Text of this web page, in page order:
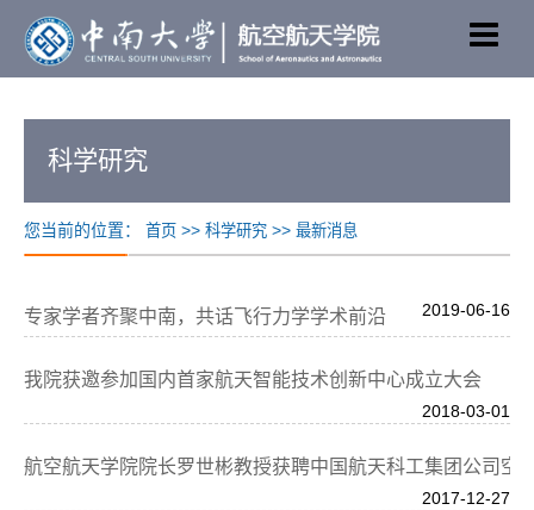
科学研究
您当前的位置： 首页 >> 科学研究 >> 最新消息
专家学者齐聚中南，共话飞行力学学术前沿 2019-06-16
我院获邀参加国内首家航天智能技术创新中心成立大会
2018-03-01
航空航天学院院长罗世彬教授获聘中国航天科工集团公司空
2017-12-27